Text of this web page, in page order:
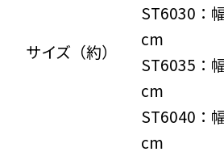
サイズ（約）
ST6030：
cm
ST6035：
cm
ST6040：
cm